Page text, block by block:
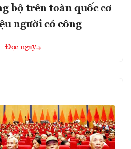
bộ trên toàn quốc cơ
người có công
Đọc ngay